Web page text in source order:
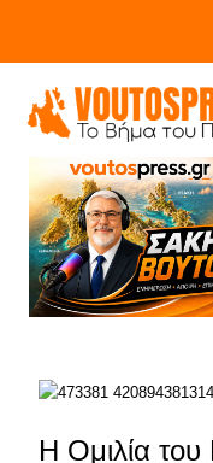
Η Ομιλία